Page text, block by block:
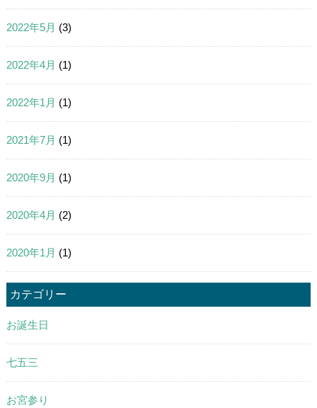
2022年5月 (3)
2022年4月 (1)
2022年1月 (1)
2021年7月 (1)
2020年9月 (1)
2020年4月 (2)
2020年1月 (1)
カテゴリー
お誕生日
七五三
お宮参り